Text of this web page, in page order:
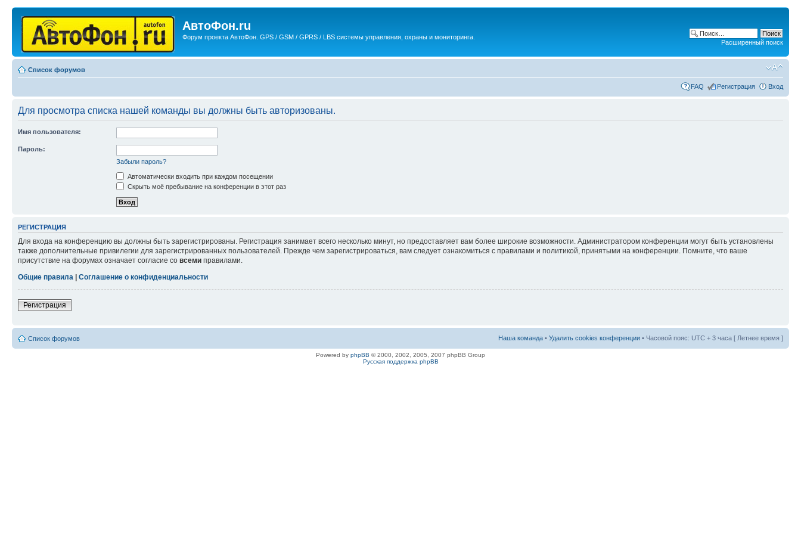
АвтоФон.ru
Форум проекта АвтоФон. GPS / GSM / GPRS / LBS системы управления, охраны и мониторинга.
Расширенный поиск
Список форумов
FAQ Регистрация Вход
Для просмотра списка нашей команды вы должны быть авторизованы.
Имя пользователя:
Пароль:
Забыли пароль?
Автоматически входить при каждом посещении
Скрыть моё пребывание на конференции в этот раз
РЕГИСТРАЦИЯ
Для входа на конференцию вы должны быть зарегистрированы. Регистрация занимает всего несколько минут, но предоставляет вам более широкие возможности. Администратором конференции могут быть установлены
также дополнительные привилегии для зарегистрированных пользователей. Прежде чем зарегистрироваться, вам следует ознакомиться с правилами и политикой, принятыми на конференции. Помните, что ваше
присутствие на форумах означает согласие со всеми правилами.
Общие правила | Соглашение о конфиденциальности
Регистрация
Список форумов Наша команда • Удалить cookies конференции • Часовой пояс: UTC + 3 часа [ Летнее время ]
Powered by phpBB © 2000, 2002, 2005, 2007 phpBB Group
Русская поддержка phpBB